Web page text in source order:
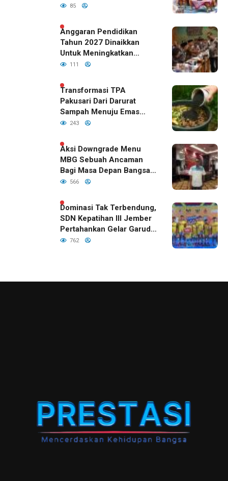
85
Anggaran Pendidikan
Tahun 2027 Dinaikkan
Untuk Meningkatkan
Kualitas Anak Bangsa,
RI
111
Transformasi TPA
Pakusari Dari Darurat
Sampah Menuju Emas
Hijau di Era Kepemimpinan
243
Aksi Downgrade Menu
MBG Sebuah Ancaman
Bagi Masa Depan Bangsa
Indonesia
566
Dominasi Tak Terbendung,
SDN Kepatihan III Jember
Pertahankan Gelar Garuda
Cup 2026
762